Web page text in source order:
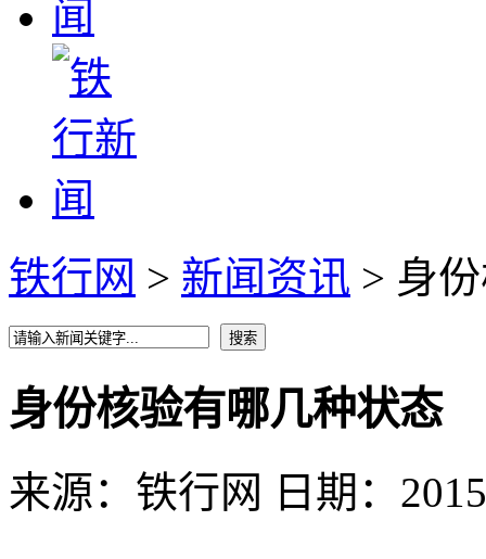
铁行网 > 新闻资讯 > 身
身份核验有哪几种状态
来源：铁行网 日期：